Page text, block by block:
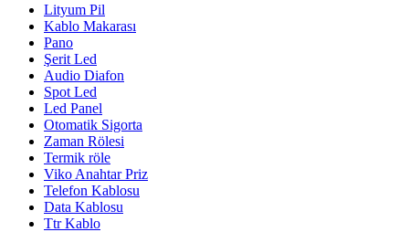
Lityum Pil
Kablo Makarası
Pano
Şerit Led
Audio Diafon
Spot Led
Led Panel
Otomatik Sigorta
Zaman Rölesi
Termik röle
Viko Anahtar Priz
Telefon Kablosu
Data Kablosu
Ttr Kablo